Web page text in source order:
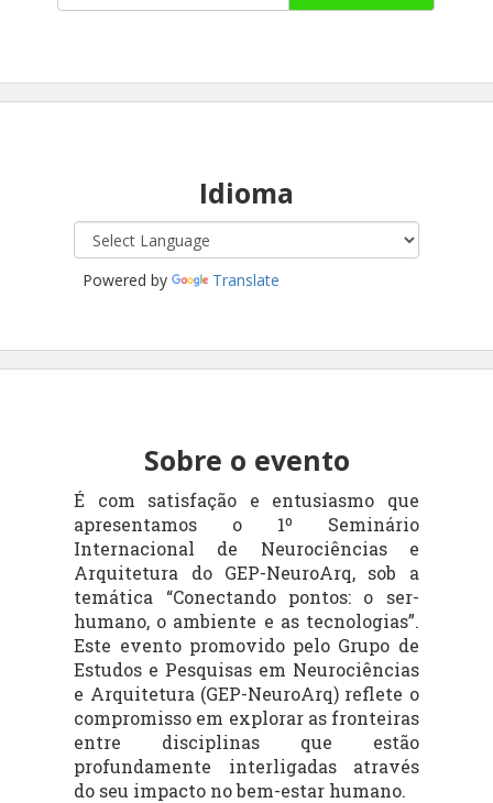
Idioma
Powered by Translate
Sobre o evento
É com satisfação e entusiasmo que
apresentamos o 1º Seminário
Internacional de Neurociências e
Arquitetura do GEP-NeuroArq, sob a
temática “Conectando pontos: o ser-
humano, o ambiente e as tecnologias”.
Este evento promovido pelo Grupo de
Estudos e Pesquisas em Neurociências
e Arquitetura (GEP-NeuroArq) reflete o
compromisso em explorar as fronteiras
entre disciplinas que estão
profundamente interligadas através
do seu impacto no bem-estar humano.